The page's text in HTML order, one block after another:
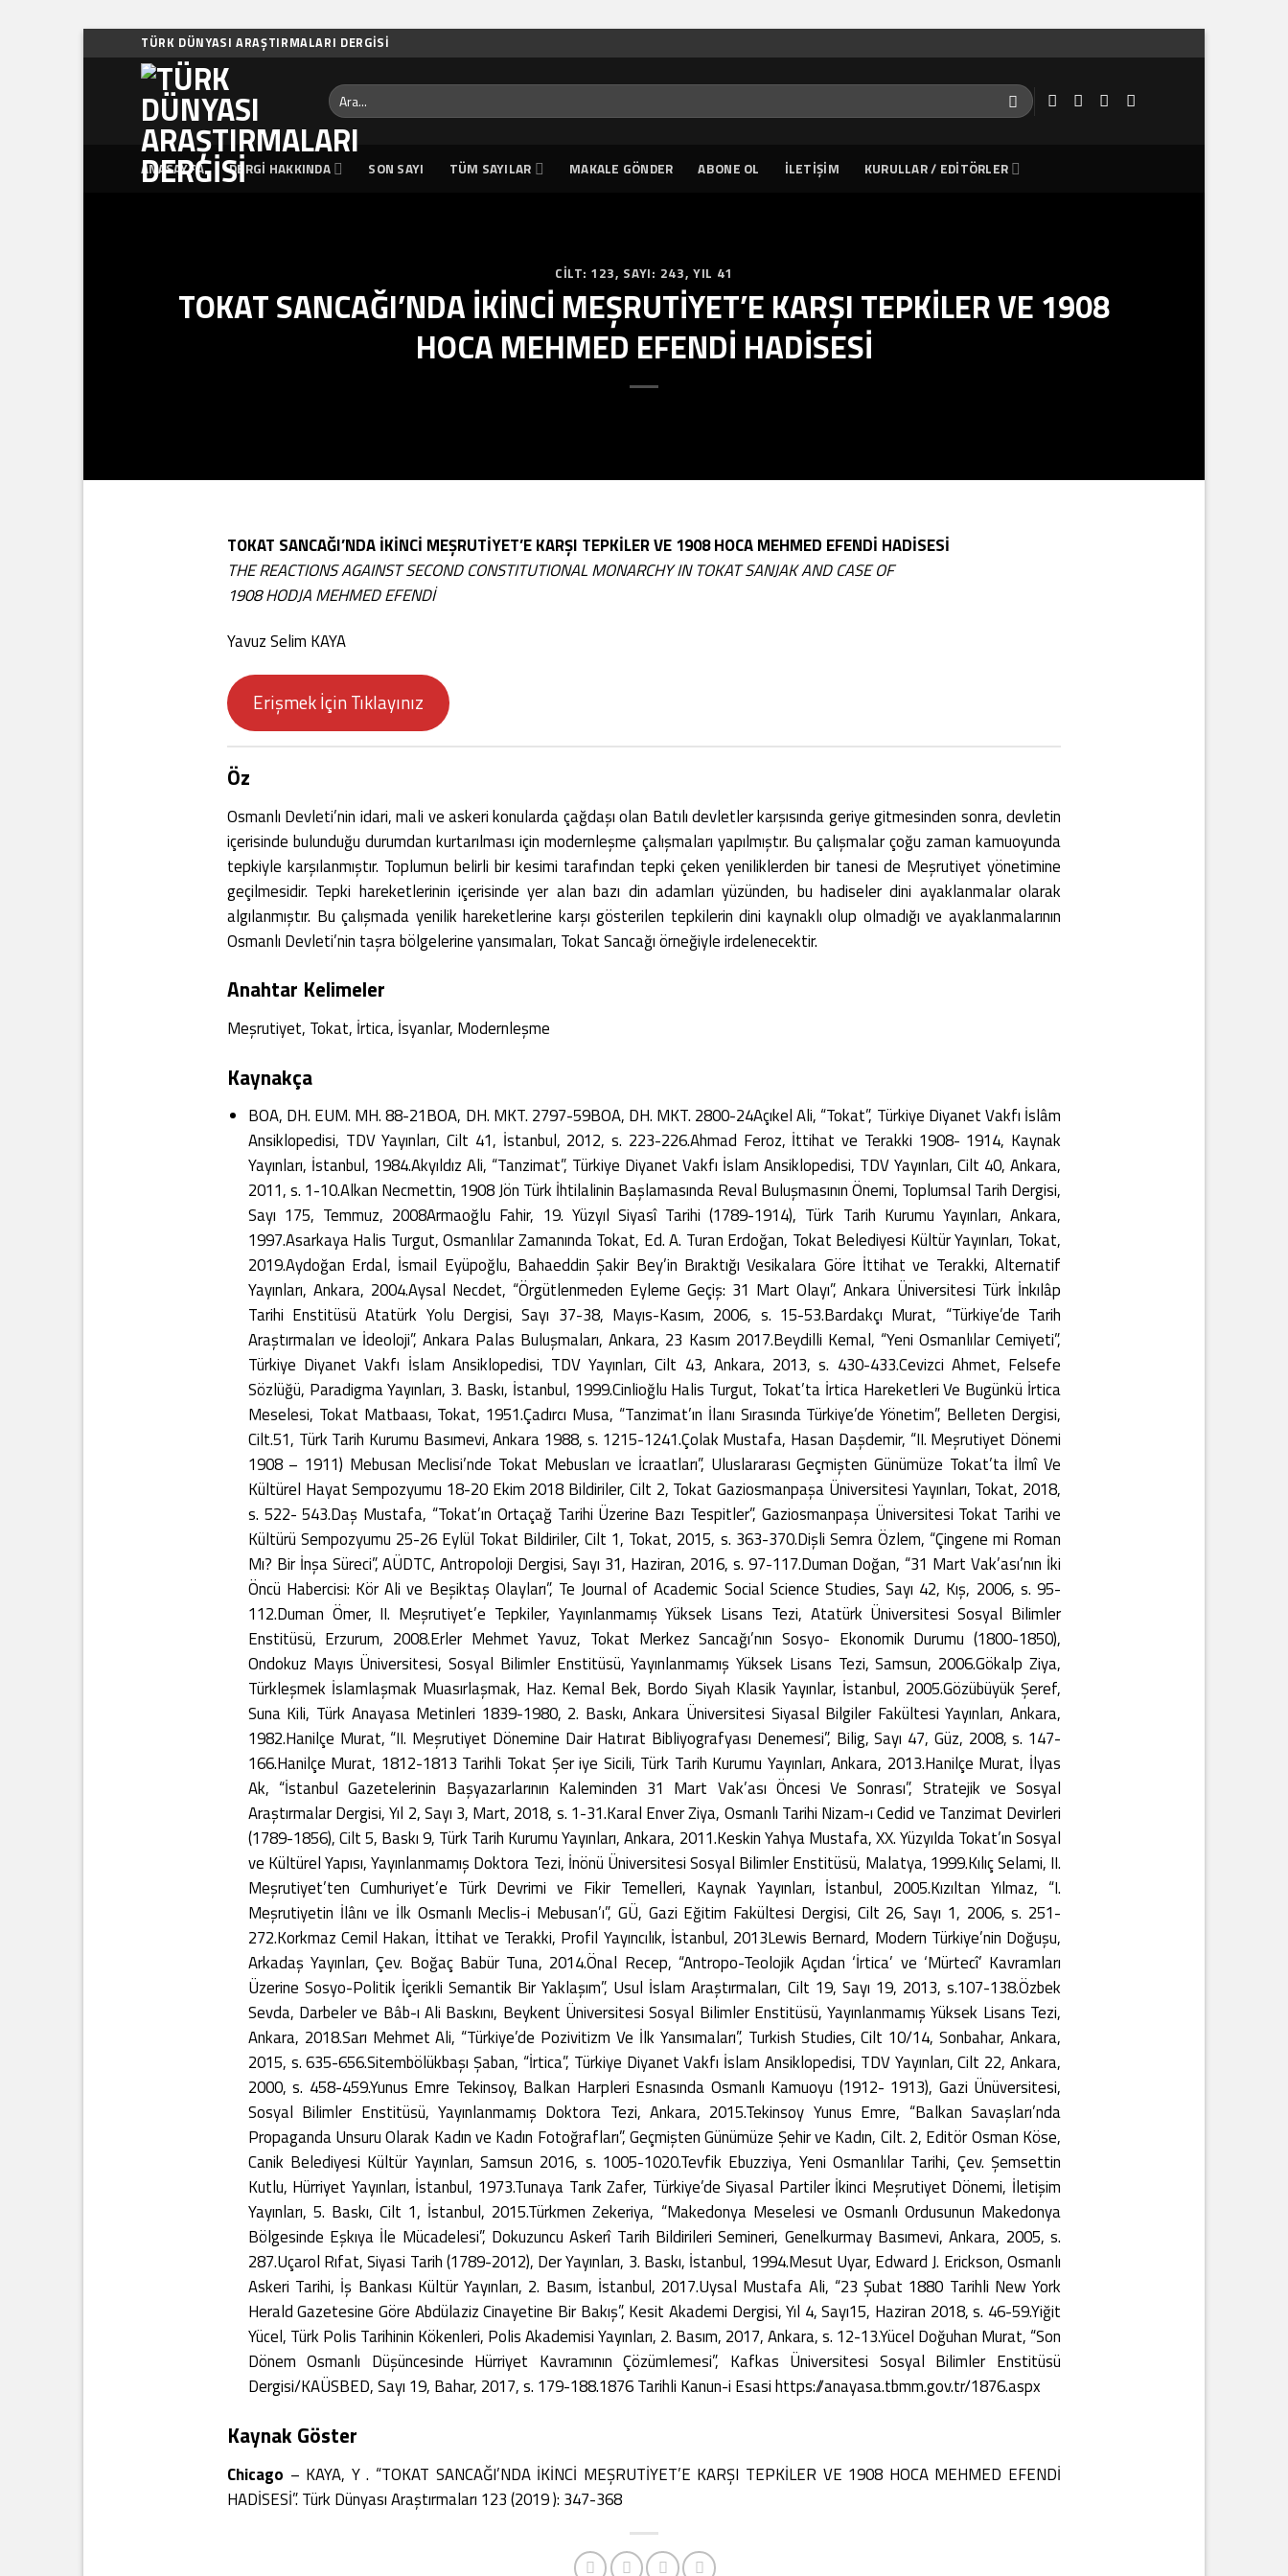
to
TÜRK DÜNYASI ARAŞTIRMALARI DERGISI
Ara:
ANASAYFA DERGI HAKKINDA SON SAYI TÜM SAYILAR MAKALE GÖNDER ABONE OL İLETIŞIM KURULLAR / EDITÖRLER
CILT: 123, SAYI: 243, YIL 41
TOKAT SANCAĞI’NDA İKİNCİ MEŞRUTİYET’E KARŞI TEPKİLER VE 1908
HOCA MEHMED EFENDİ HADİSESİ
TOKAT SANCAĞI’NDA İKİNCİ MEŞRUTİYET’E KARŞI TEPKİLER VE 1908 HOCA MEHMED EFENDİ HADİSESİ
THE REACTIONS AGAINST SECOND CONSTITUTIONAL MONARCHY IN TOKAT SANJAK AND CASE OF
1908 HODJA MEHMED EFENDİ
Yavuz Selim KAYA
Erişmek İçin Tıklayınız
Öz
Osmanlı Devleti’nin idari, mali ve askeri konularda çağdaşı olan Batılı devletler karşısında geriye gitmesinden sonra, devletin
içerisinde bulunduğu durumdan kurtarılması için modernleşme çalışmaları yapılmıştır. Bu çalışmalar çoğu zaman kamuoyunda
tepkiyle karşılanmıştır. Toplumun belirli bir kesimi tarafından tepki çeken yeniliklerden bir tanesi de Meşrutiyet yönetimine
geçilmesidir. Tepki hareketlerinin içerisinde yer alan bazı din adamları yüzünden, bu hadiseler dini ayaklanmalar olarak
algılanmıştır. Bu çalışmada yenilik hareketlerine karşı gösterilen tepkilerin dini kaynaklı olup olmadığı ve ayaklanmalarının
Osmanlı Devleti’nin taşra bölgelerine yansımaları, Tokat Sancağı örneğiyle irdelenecektir.
Anahtar Kelimeler
Meşrutiyet, Tokat, İrtica, İsyanlar, Modernleşme
Kaynakça
BOA, DH. EUM. MH. 88-21BOA, DH. MKT. 2797-59BOA, DH. MKT. 2800-24Açıkel Ali, “Tokat”, Türkiye Diyanet Vakfı İslâm
Ansiklopedisi, TDV Yayınları, Cilt 41, İstanbul, 2012, s. 223-226.Ahmad Feroz, İttihat ve Terakki 1908- 1914, Kaynak
Yayınları, İstanbul, 1984.Akyıldız Ali, “Tanzimat”, Türkiye Diyanet Vakfı İslam Ansiklopedisi, TDV Yayınları, Cilt 40, Ankara,
2011, s. 1-10.Alkan Necmettin, 1908 Jön Türk İhtilalinin Başlamasında Reval Buluşmasının Önemi, Toplumsal Tarih Dergisi,
Sayı 175, Temmuz, 2008Armaoğlu Fahir, 19. Yüzyıl Siyasî Tarihi (1789-1914), Türk Tarih Kurumu Yayınları, Ankara,
1997.Asarkaya Halis Turgut, Osmanlılar Zamanında Tokat, Ed. A. Turan Erdoğan, Tokat Belediyesi Kültür Yayınları, Tokat,
2019.Aydoğan Erdal, İsmail Eyüpoğlu, Bahaeddin Şakir Bey’in Bıraktığı Vesikalara Göre İttihat ve Terakki, Alternatif
Yayınları, Ankara, 2004.Aysal Necdet, “Örgütlenmeden Eyleme Geçiş: 31 Mart Olayı”, Ankara Üniversitesi Türk İnkılâp
Tarihi Enstitüsü Atatürk Yolu Dergisi, Sayı 37-38, Mayıs-Kasım, 2006, s. 15-53.Bardakçı Murat, “Türkiye’de Tarih
Araştırmaları ve İdeoloji”, Ankara Palas Buluşmaları, Ankara, 23 Kasım 2017.Beydilli Kemal, “Yeni Osmanlılar Cemiyeti”,
Türkiye Diyanet Vakfı İslam Ansiklopedisi, TDV Yayınları, Cilt 43, Ankara, 2013, s. 430-433.Cevizci Ahmet, Felsefe
Sözlüğü, Paradigma Yayınları, 3. Baskı, İstanbul, 1999.Cinlioğlu Halis Turgut, Tokat’ta İrtica Hareketleri Ve Bugünkü İrtica
Meselesi, Tokat Matbaası, Tokat, 1951.Çadırcı Musa, “Tanzimat’ın İlanı Sırasında Türkiye’de Yönetim”, Belleten Dergisi,
Cilt.51, Türk Tarih Kurumu Basımevi, Ankara 1988, s. 1215-1241.Çolak Mustafa, Hasan Daşdemir, “II. Meşrutiyet Dönemi
1908 – 1911) Mebusan Meclisi’nde Tokat Mebusları ve İcraatları”, Uluslararası Geçmişten Günümüze Tokat’ta İlmî Ve
Kültürel Hayat Sempozyumu 18-20 Ekim 2018 Bildiriler, Cilt 2, Tokat Gaziosmanpaşa Üniversitesi Yayınları, Tokat, 2018,
s. 522- 543.Daş Mustafa, “Tokat’ın Ortaçağ Tarihi Üzerine Bazı Tespitler”, Gaziosmanpaşa Üniversitesi Tokat Tarihi ve
Kültürü Sempozyumu 25-26 Eylül Tokat Bildiriler, Cilt 1, Tokat, 2015, s. 363-370.Dişli Semra Özlem, “Çingene mi Roman
Mı? Bir İnşa Süreci”, AÜDTC, Antropoloji Dergisi, Sayı 31, Haziran, 2016, s. 97-117.Duman Doğan, “31 Mart Vak’ası’nın İki
Öncü Habercisi: Kör Ali ve Beşiktaş Olayları”, Te Journal of Academic Social Science Studies, Sayı 42, Kış, 2006, s. 95-
112.Duman Ömer, II. Meşrutiyet’e Tepkiler, Yayınlanmamış Yüksek Lisans Tezi, Atatürk Üniversitesi Sosyal Bilimler
Enstitüsü, Erzurum, 2008.Erler Mehmet Yavuz, Tokat Merkez Sancağı’nın Sosyo- Ekonomik Durumu (1800-1850),
Ondokuz Mayıs Üniversitesi, Sosyal Bilimler Enstitüsü, Yayınlanmamış Yüksek Lisans Tezi, Samsun, 2006.Gökalp Ziya,
Türkleşmek İslamlaşmak Muasırlaşmak, Haz. Kemal Bek, Bordo Siyah Klasik Yayınlar, İstanbul, 2005.Gözübüyük Şeref,
Suna Kili, Türk Anayasa Metinleri 1839-1980, 2. Baskı, Ankara Üniversitesi Siyasal Bilgiler Fakültesi Yayınları, Ankara,
1982.Hanilçe Murat, “II. Meşrutiyet Dönemine Dair Hatırat Bibliyografyası Denemesi”, Bilig, Sayı 47, Güz, 2008, s. 147-
166.Hanilçe Murat, 1812-1813 Tarihli Tokat Şer iye Sicili, Türk Tarih Kurumu Yayınları, Ankara, 2013.Hanilçe Murat, İlyas
Ak, “İstanbul Gazetelerinin Başyazarlarının Kaleminden 31 Mart Vak’ası Öncesi Ve Sonrası”, Stratejik ve Sosyal
Araştırmalar Dergisi, Yıl 2, Sayı 3, Mart, 2018, s. 1-31.Karal Enver Ziya, Osmanlı Tarihi Nizam-ı Cedid ve Tanzimat Devirleri
(1789-1856), Cilt 5, Baskı 9, Türk Tarih Kurumu Yayınları, Ankara, 2011.Keskin Yahya Mustafa, XX. Yüzyılda Tokat’ın Sosyal
ve Kültürel Yapısı, Yayınlanmamış Doktora Tezi, İnönü Üniversitesi Sosyal Bilimler Enstitüsü, Malatya, 1999.Kılıç Selami, II.
Meşrutiyet’ten Cumhuriyet’e Türk Devrimi ve Fikir Temelleri, Kaynak Yayınları, İstanbul, 2005.Kızıltan Yılmaz, “I.
Meşrutiyetin İlânı ve İlk Osmanlı Meclis-i Mebusan’ı”, GÜ, Gazi Eğitim Fakültesi Dergisi, Cilt 26, Sayı 1, 2006, s. 251-
272.Korkmaz Cemil Hakan, İttihat ve Terakki, Profil Yayıncılık, İstanbul, 2013Lewis Bernard, Modern Türkiye’nin Doğuşu,
Arkadaş Yayınları, Çev. Boğaç Babür Tuna, 2014.Önal Recep, “Antropo-Teolojik Açıdan ‘İrtica’ ve ‘Mürtecî’ Kavramları
Üzerine Sosyo-Politik İçerikli Semantik Bir Yaklaşım”, Usul İslam Araştırmaları, Cilt 19, Sayı 19, 2013, s.107-138.Özbek
Sevda, Darbeler ve Bâb-ı Ali Baskını, Beykent Üniversitesi Sosyal Bilimler Enstitüsü, Yayınlanmamış Yüksek Lisans Tezi,
Ankara, 2018.Sarı Mehmet Ali, “Türkiye’de Pozivitizm Ve İlk Yansımaları”, Turkish Studies, Cilt 10/14, Sonbahar, Ankara,
2015, s. 635-656.Sitembölükbaşı Şaban, “İrtica”, Türkiye Diyanet Vakfı İslam Ansiklopedisi, TDV Yayınları, Cilt 22, Ankara,
2000, s. 458-459.Yunus Emre Tekinsoy, Balkan Harpleri Esnasında Osmanlı Kamuoyu (1912- 1913), Gazi Ünüversitesi,
Sosyal Bilimler Enstitüsü, Yayınlanmamış Doktora Tezi, Ankara, 2015.Tekinsoy Yunus Emre, “Balkan Savaşları’nda
Propaganda Unsuru Olarak Kadın ve Kadın Fotoğrafları”, Geçmişten Günümüze Şehir ve Kadın, Cilt. 2, Editör Osman Köse,
Canik Belediyesi Kültür Yayınları, Samsun 2016, s. 1005-1020.Tevfik Ebuzziya, Yeni Osmanlılar Tarihi, Çev. Şemsettin
Kutlu, Hürriyet Yayınları, İstanbul, 1973.Tunaya Tarık Zafer, Türkiye’de Siyasal Partiler İkinci Meşrutiyet Dönemi, İletişim
Yayınları, 5. Baskı, Cilt 1, İstanbul, 2015.Türkmen Zekeriya, “Makedonya Meselesi ve Osmanlı Ordusunun Makedonya
Bölgesinde Eşkıya İle Mücadelesi”, Dokuzuncu Askerî Tarih Bildirileri Semineri, Genelkurmay Basımevi, Ankara, 2005, s.
287.Uçarol Rıfat, Siyasi Tarih (1789-2012), Der Yayınları, 3. Baskı, İstanbul, 1994.Mesut Uyar, Edward J. Erickson, Osmanlı
Askeri Tarihi, İş Bankası Kültür Yayınları, 2. Basım, İstanbul, 2017.Uysal Mustafa Ali, “23 Şubat 1880 Tarihli New York
Herald Gazetesine Göre Abdülaziz Cinayetine Bir Bakış”, Kesit Akademi Dergisi, Yıl 4, Sayı15, Haziran 2018, s. 46-59.Yiğit
Yücel, Türk Polis Tarihinin Kökenleri, Polis Akademisi Yayınları, 2. Basım, 2017, Ankara, s. 12-13.Yücel Doğuhan Murat, “Son
Dönem Osmanlı Düşüncesinde Hürriyet Kavramının Çözümlemesi”, Kafkas Üniversitesi Sosyal Bilimler Enstitüsü
Dergisi/KAÜSBED, Sayı 19, Bahar, 2017, s. 179-188.1876 Tarihli Kanun-i Esasi https://anayasa.tbmm.gov.tr/1876.aspx
Kaynak Göster
Chicago – KAYA, Y . “TOKAT SANCAĞI’NDA İKİNCİ MEŞRUTİYET’E KARŞI TEPKİLER VE 1908 HOCA MEHMED EFENDİ
HADİSESİ”. Türk Dünyası Araştırmaları 123 (2019 ): 347-368